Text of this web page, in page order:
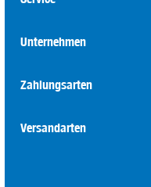
Unternehmen
Zahlungsarten
Versandarten